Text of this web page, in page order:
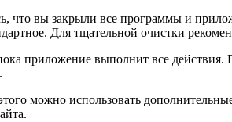
что вы закрыли все программы и
Для тщательной очистки
приложение выполнит все действия.
можно использовать